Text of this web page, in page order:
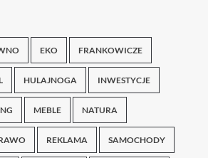
EKO FRANKOWICZE
HULAJNOGA INWESTYCJE
MEBLE NATURA
REKLAMA SAMOCHODY